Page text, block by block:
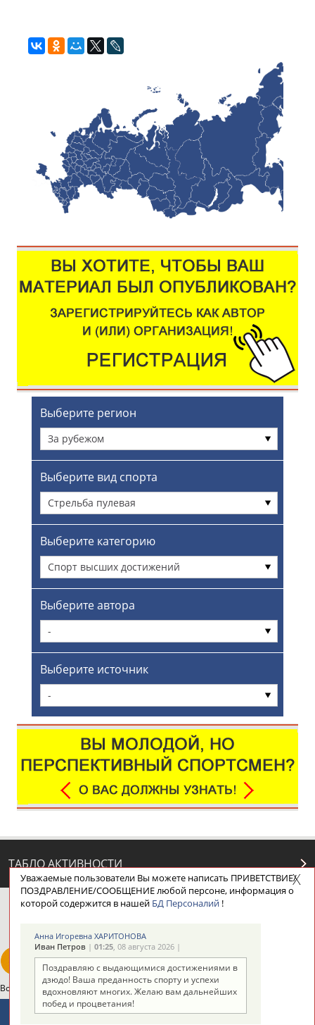
Выберите регион
За рубежом
Выберите вид спорта
Стрельба пулевая
Выберите категорию
Спорт высших достижений
Выберите автора
-
Выберите источник
-
ТАБЛО АКТИВНОСТИ
ЦЕЛИ ПРОЕКТА НАШИ КНОПКИ
Вопросы сотрудничества и совместной деятельностиinform@infosport.ru
Адресов в новостной рассылке: 997
Уважаемые пользователи Вы можете написать ПРИВЕТСТВИЕ/
ПОЗДРАВЛЕНИЕ/СООБЩЕНИЕ любой персоне, информация о
которой содержится в нашей БД Персоналий!
Анна Игоревна ХАРИТОНОВА
Иван Петров| 01:25, 08 августа 2026 |
Поздравляю с выдающимися достижениями в
дзюдо! Ваша преданность спорту и успехи
вдохновляют многих. Желаю вам дальнейших
побед и процветания!